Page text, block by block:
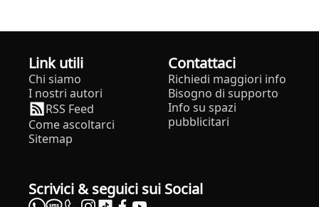
Link utili
Chi siamo
I nostri autori
RSS Feed
Come ascoltarci
Sitemap
Contattaci
Richiedi maggiori info
Bisogno di supporto
Info su spazi
pubblicitari
Scrivici & seguici sui Social